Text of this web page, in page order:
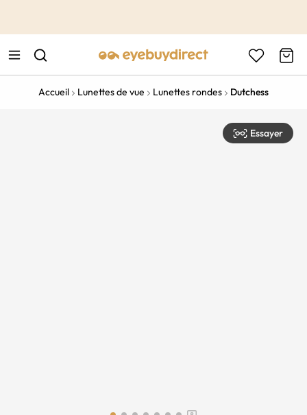
Accueil Lunettes de vue Lunettes rondes Dutchess
Essayer